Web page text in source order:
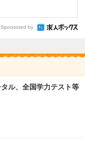
Sponsored by
ル、全国学力テスト等